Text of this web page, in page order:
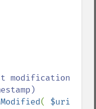
modification
(